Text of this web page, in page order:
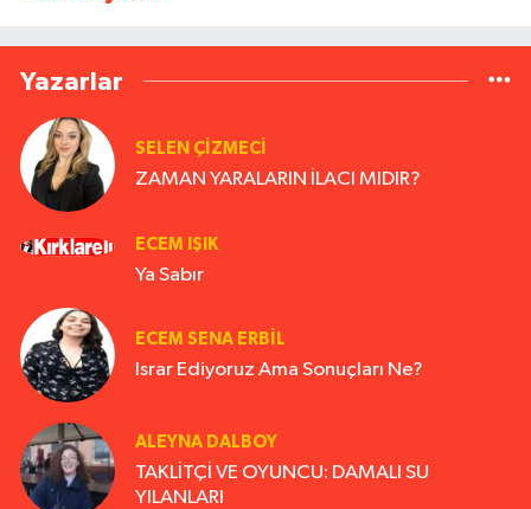
Yazarlar
SELEN ÇİZMECİ
ZAMAN YARALARIN İLACI MIDIR?
ECEM IŞIK
Ya Sabır
ECEM SENA ERBIL
Israr Ediyoruz Ama Sonuçları Ne?
ALEYNA DALBOY
TAKLİTÇİ VE OYUNCU: DAMALI SU
YILANLARI